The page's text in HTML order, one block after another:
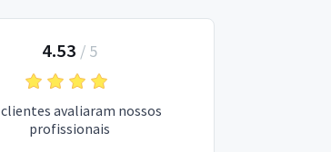
4.53 / 5
clientes avaliaram nossos
profissionais